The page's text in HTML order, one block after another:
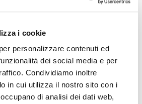
i cookie
personalizzare contenuti ed
dei social media e per
Condividiamo inoltre
in cui utilizza il nostro sito con i
di analisi dei dati web,
R-Series, the X-tra Silent FLAT Low
even less obtrusive and ideal for